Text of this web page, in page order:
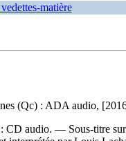
matière
(Qc) : ADA audio,
CD audio. — Sous-titre